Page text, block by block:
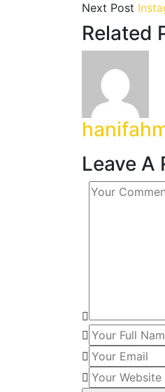
Next Post
Related
Leave A